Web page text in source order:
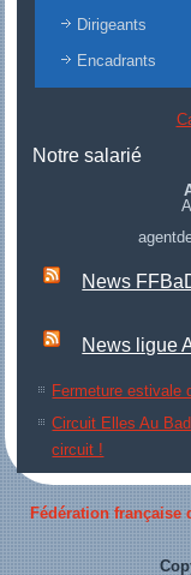
Dirigeants
Encadrants
Notre salarié
News
News ligue
Fermeture estivale
Circuit Elles Au
circuit !
Fédération française